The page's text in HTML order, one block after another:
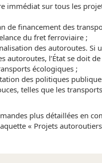
immédiat sur tous les
de financement des
du fret ferroviaire ;
des autoroutes. Si
autoroutes, l’État se doit
écologiques ;
des politiques
telles que les
plus détaillées en
« Projets